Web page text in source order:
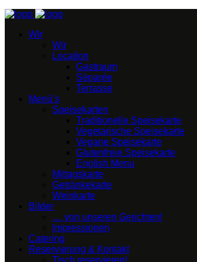
Wir
Wir
Location
Gastraum
Séparée
Terrasse
Menü’s
Speisekarten
Traditionelle Speisekarte
Vegetarische Speisekarte
Vegane Speisekarte
Glutenfreie Speisekarte
English Menu
Mittagskarte
Getränkekarte
Weinkarte
Bilder
… von unseren Gerichten!
Impressionen
Catering
Reservierung & Kontakt